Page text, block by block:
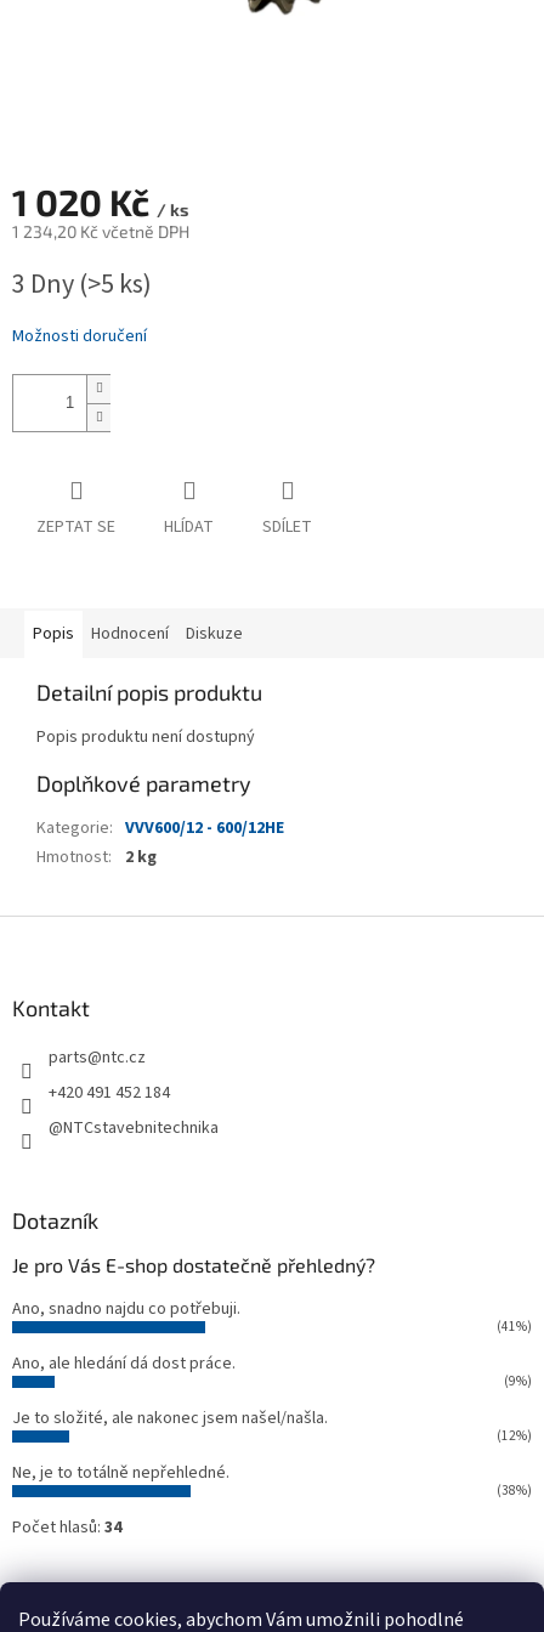
Používáme cookies, abychom Vám umožnili pohodlné
1 020 Kč / ks
1 234,20 Kč včetně DPH
cena:
3 Dny(>5 ks)
Možnosti doručení
ZEPTAT SE HLÍDAT SDÍLET
Popis Hodnocení Diskuze
Detailní popis produktu
Popis produktu není dostupný
Doplňkové parametry
Kategorie: VVV600/12 - 600/12HE
Hmotnost: 2 kg
Kontakt
parts@ntc.cz
+420 491 452 184
@NTCstavebnitechnika
Dotazník
Je pro Vás E-shop dostatečně přehledný?
Ano, snadno najdu co potřebuji.
(41%)
Ano, ale hledání dá dost práce.
(9%)
Je to složité, ale nakonec jsem našel/našla.
(12%)
Ne, je to totálně nepřehledné.
(38%)
Počet hlasů: 34